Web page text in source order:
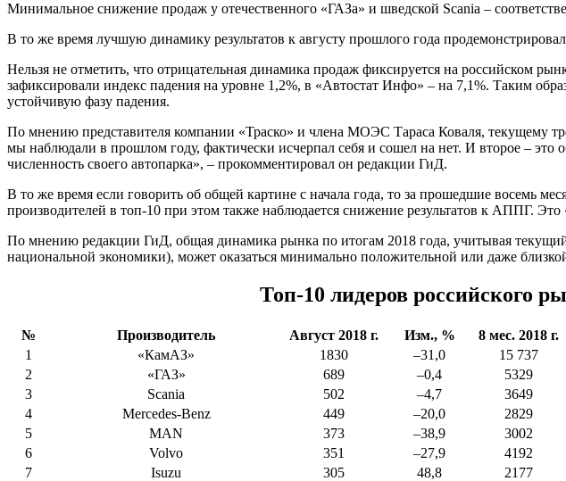
Минимальное снижение продаж у отечественного «ГАЗа» и шведской Scania –
В то же время лучшую динамику результатов к августу прошлого года
Нельзя не отметить, что отрицательная динамика продаж фиксируется на российском
зафиксировали индекс падения на уровне 1,2%, в «Автостат Инфо» – на 7,1%. Таким
устойчивую фазу падения.
По мнению представителя компании «Траско» и члена МОЭС Тараса Коваля, текущему
мы наблюдали в прошлом году, фактически исчерпал себя и сошел на нет. И второе –
численность своего автопарка», – прокомментировал он редакции ГиД.
В то же время если говорить об общей картине с начала года, то за прошедшие восемь
производителей в топ-10 при этом также наблюдается снижение результатов к АППГ.
По мнению редакции ГиД, общая динамика рынка по итогам 2018 года, учитывая
национальной экономики), может оказаться минимально положительной или даже
Топ-10 лидеров российского
№ Производитель Август 2018 г. Изм., % 8 мес. 2018 г.
1
«КамАЗ» 1830 –31,0 15 737
2
«ГАЗ» 689 –0,4 5329
3
Scania 502 –4,7 3649
4
Mercedes-Benz 449 –20,0 2829
5
MAN 373 –38,9 3002
6
Volvo 351 –27,9 4192
7
Isuzu 305 48,8 2177